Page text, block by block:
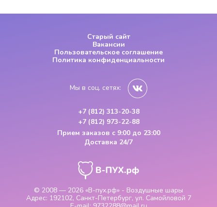
© 2008 — 2026 «В-пух.рф» - Воздушные шары
Адрес: 192102, Санкт-Петербург, ул. Самойловой 7
Старый сайт
Вакансии
Пользовательское соглашение
Политика конфиденциальности
Мы в соц. сетях:
+7 (812) 313-20-38
+7 (812) 973-22-88
Прием заказов с 9:00 до 23:00
Доставка 24/7